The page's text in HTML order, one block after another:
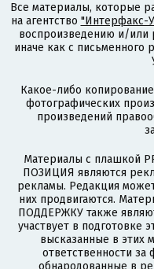
Все материалы, которые
на агентство "Интерфакс-
воспроизведению и/
иначе как с письменного
Какое-либо
фотографических
произведений
Материалы с плашкой
ПОЗИЦИЯ являются
рекламы. Редакция
них продвигаются.
ПОДДЕРЖКУ также
участвует в подготовке
высказанные в этих
ответственности